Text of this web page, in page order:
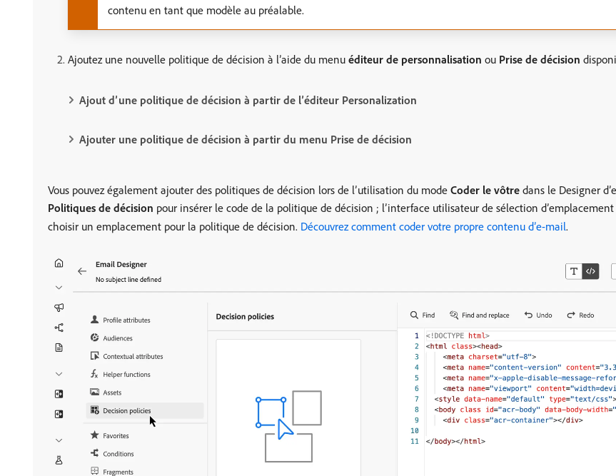
contenu en tant que modèle au préalable.
Ajoutez une nouvelle politique de décision à l’aide du menu éditeur de personnalisation ou Prise de décision
Ajout d’une politique de décision à partir de l’éditeur Personalization
Ajouter une politique de décision à partir du menu Prise de décision
Vous pouvez également ajouter des politiques de décision lors de l’utilisation du mode Coder le vôtre dans le Designer
Politiques de décision pour insérer le code de la politique de décision ; l’interface utilisateur de sélection d’emplacement
choisir un emplacement pour la politique de décision. Découvrez comment coder votre propre contenu d’e-mail.